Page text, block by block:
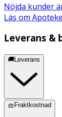
Nöjda kunder
Läs om
Leverans &
🚚Leverans
🧺Fraktkostnad